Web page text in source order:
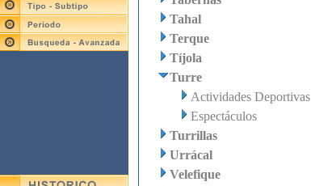
Tahal
Terque
Tíjola
Turre
Actividades Deportivas
Espectáculos
Turrillas
Urrácal
Velefique